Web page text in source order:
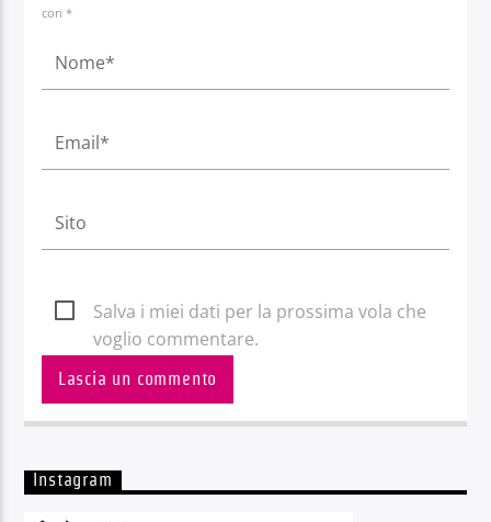
con *
Salva i miei dati per la prossima vola che
voglio commentare.
Instagram